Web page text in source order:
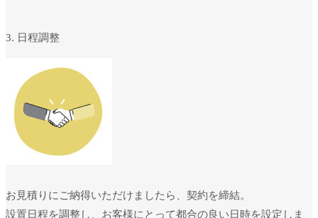
3. 日程調整
お見積りにご納得いただけましたら、契約を締結。
設置日程を調整し、お客様にとって都合の良い日時を設定しま